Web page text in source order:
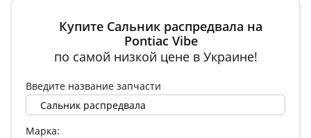
Купите Сальник распредвала на
Pontiac Vibe
по самой низкой цене в Украине!
Введите название запчасти
Марка: